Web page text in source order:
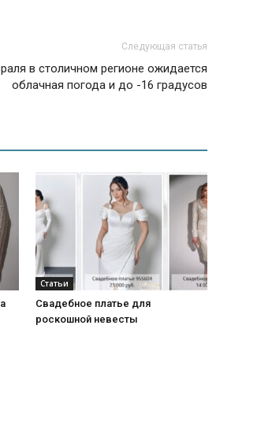
Следующая статья
в столичном регионе ожидается
облачная погода и до -16 градусов
Статьи
Свадебное платье для
роскошной невесты